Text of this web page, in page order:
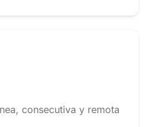
consecutiva y remota